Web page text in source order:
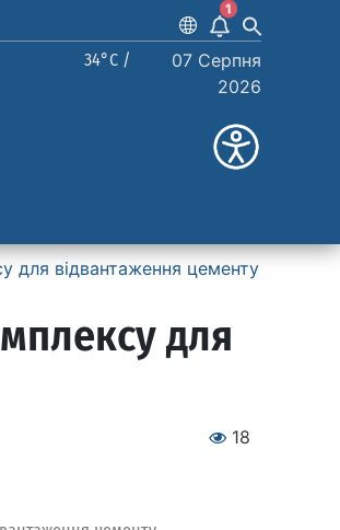
1
34°C /
07 Серпня
2026
для відвантаження цементу
для
18